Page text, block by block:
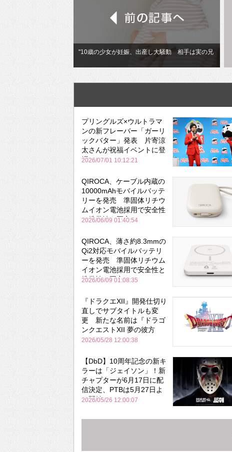
"10歳の少女が妊娠、出産し大騒動 相手は実の兄
プリングルズ×ウルトラマ
ンの新フレーバー「ガーリ
ックバター」発表 片寄涼
太さんが祝福イベントに登
場
2026/07/01 10:12:21
QIROCA、ケーブル内蔵の
10000mAhモバイルバッテ
リーを発売 準固体リチウ
ムイオン電池採用で安全性
と携帯性を両立
2026/06/09 01:40:54
QIROCA、薄さ約8.3mmの
Qi2対応モバイルバッテリ
ーを発売 準固体リチウム
イオン電池採用で安全性と
携帯性を両立
2026/06/09 01:08:35
『ドラクエXII』開発仕切り
直しでサブタイトルも変
更 新たな名前は『ドラゴ
ンクエストXII 夢の彼方
へ』
2026/05/28 12:00:38
【DbD】10周年記念の新キ
ラーは「ジェイソン」！新
チャプターが6月17日に配
信決定、PTBは5月27日よ
り開始
2026/05/26 12:00:07